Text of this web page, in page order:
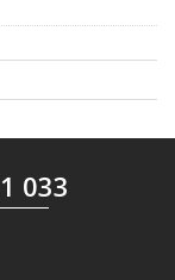
033